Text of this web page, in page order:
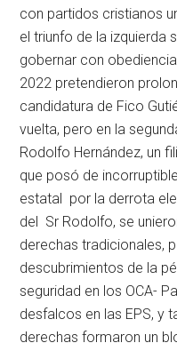
con partidos cristianos
el triunfo de la izquierda
gobernar con
2022 pretendieron
candidatura de Fico
vuelta, pero en la
Rodolfo Hernández, un
que posó de
estatal por la derrota
del Sr Rodolfo, se
derechas tradicionales,
descubrimientos de la
seguridad en los OCA-
desfalcos en las EPS, y
derechas formaron un